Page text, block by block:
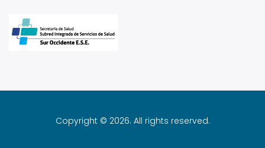
Copyright © 2026. All rights reserved.